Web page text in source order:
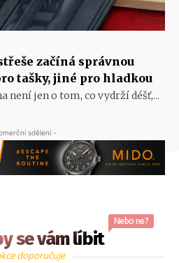
začíná správnou
tašky, jiné pro hladkou
není jen o tom, co vydrží déšť,...
sdělení -
se vám líbit
Nebo ne?
doporučuje